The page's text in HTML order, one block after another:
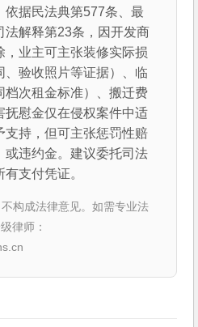
依据民法典第577条、最
法解释第23条，因开发商
，业主可主张装修实际损
、验收照片等证据）、临
档次租金标准）、搬迁费
抚慰金仅在侵权案件中适
支持，但可主张惩罚性赔
或违约金。建议委托司法
支付凭证。
构成法律意见。如需专业法
律师：